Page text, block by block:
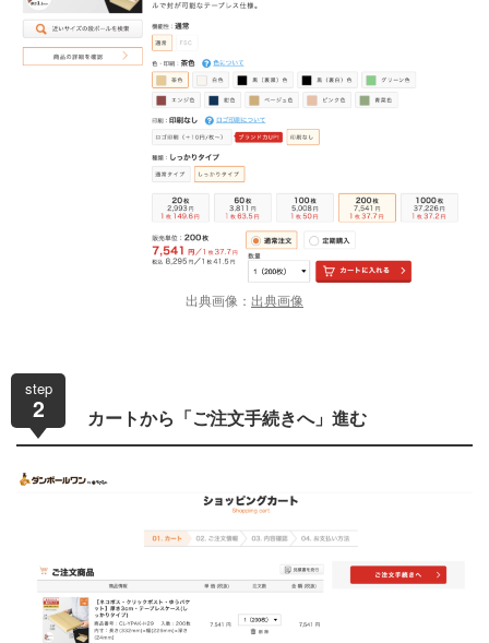
出典画像： 出典画像
step
2 カートから「ご注文手続きへ」進む